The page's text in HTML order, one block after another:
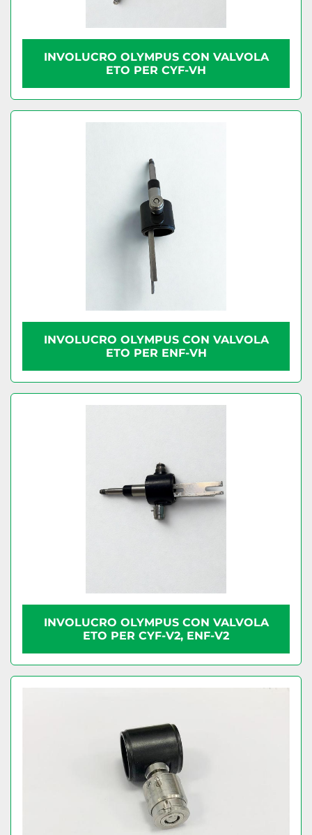
INVOLUCRO OLYMPUS CON VALVOLA
ETO PER CYF-VH
INVOLUCRO OLYMPUS CON VALVOLA
ETO PER ENF-VH
INVOLUCRO OLYMPUS CON VALVOLA
ETO PER CYF-V2, ENF-V2